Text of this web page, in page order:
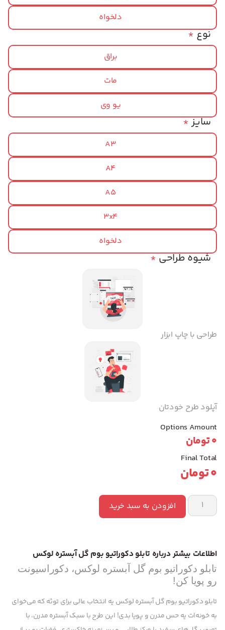
دلخواه
*نوع
براق
مات
یو وی
*سایز
A3
A4
A5
3x4
دلخواه
*شیوه طراحی
طراحی با چاپ ابزار
آپلود طرح خودتان
Options Amount
0تومان
Final Total
0تومان
افزودن به سبد خرید
اطلاعات بیشتر درباره تابلو دکوراتیو بوم گل آبستره لوکس
تابلو دکوراتیو بوم گل آبستره لوکس، دکوراسیونت
رو پویا کن!
تابلو دکوراتیو بوم گل آبستره لوکس یه انتخاب عالی برای توئه که می‌خوای
به خونه‌ات یه حس مدرن و پویا بدی! این طرح با سبک آبستره مدرن، با